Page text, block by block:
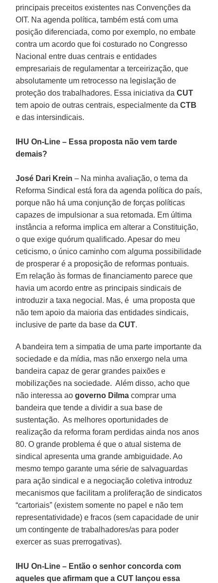
principais preceitos existentes nas Convenções da
OIT. Na agenda política, também está com uma
posição diferenciada, como por exemplo, no embate
contra um acordo que foi costurado no Congresso
Nacional entre duas centrais e entidades
empresariais de regulamentar a terceirização, que
absolutamente um retrocesso na legislação de
proteção dos trabalhadores. Essa iniciativa daCUT
tem apoio de outras centrais, especialmente daCTB
e das intersindicais.
IHU On-Line – Essa proposta não vem tarde
demais?
José Dari Krein– Na minha avaliação, o tema da
Reforma Sindical está fora da agenda política do país,
porque não há uma conjunção de forças políticas
capazes de impulsionar a sua retomada. Em última
instância a reforma implica em alterar a Constituição,
o que exige quórum qualificado. Apesar do meu
ceticismo, o único caminho com alguma possibilidade
de prosperar é a proposição de reformas pontuais.
Em relação às formas de financiamento parece que
havia um acordo entre as principais sindicais de
introduzir a taxa negocial. Mas, é uma proposta que
não tem apoio da maioria das entidades sindicais,
inclusive de parte da base daCUT.
A bandeira tem a simpatia de uma parte importante da
sociedade e da mídia, mas não enxergo nela uma
bandeira capaz de gerar grandes paixões e
mobilizações na sociedade. Além disso, acho que
não interessa aogoverno Dilma comprar uma
bandeira que tende a dividir a sua base de
sustentação. As melhores oportunidades de
realização da reforma foram perdidas ainda nos anos
80. O grande problema é que o atual sistema de
sindical apresenta uma grande ambiguidade. Ao
mesmo tempo garante uma série de salvaguardas
para ação sindical e a negociação coletiva introduz
mecanismos que facilitam a proliferação de sindicatos
“cartoriais” (existem somente no papel e não tem
representatividade) e fracos (sem capacidade de unir
um contingente de trabalhadores/as para poder
exercer as suas prerrogativas).
IHU On-Line – Então o senhor concorda com
aqueles que afirmam que a CUT lançou essa